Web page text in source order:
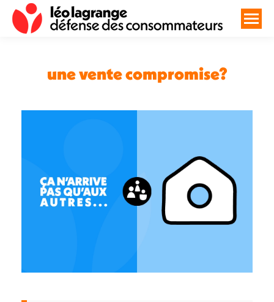
une vente compromise?